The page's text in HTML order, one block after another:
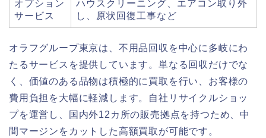
オプション
サービス
ハウスクリーニング、エアコン取り外
し、原状回復工事など
オラフグループ東京は、不用品回収を中心に多岐にわ
たるサービスを提供しています。単なる回収だけでな
く、価値のある品物は積極的に買取を行い、お客様の
費用負担を大幅に軽減します。自社リサイクルショッ
プを運営し、国内外12カ所の販売拠点を持つため、中
間マージンをカットした高額買取が可能です。